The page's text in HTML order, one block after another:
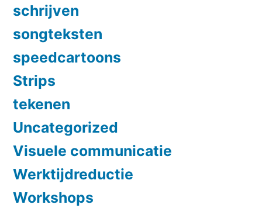
schrijven
songteksten
speedcartoons
Strips
tekenen
Uncategorized
Visuele communicatie
Werktijdreductie
Workshops